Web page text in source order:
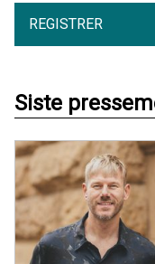
REGISTRER
Siste